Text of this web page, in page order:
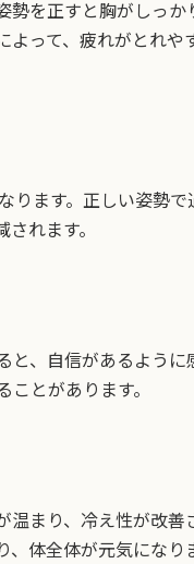
勢を正すと胸がしっか
って、疲れがとれや
ります。正しい姿勢で
れます。
と、自信があるように
とがあります。
温まり、冷え性が改善
体全体が元気になり